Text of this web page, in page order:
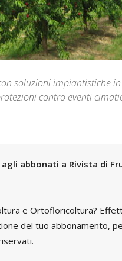
soluzioni impiantistiche
contro eventi
abbonati a Rivista di
e Ortofloricoltura?
del tuo abbonamento,